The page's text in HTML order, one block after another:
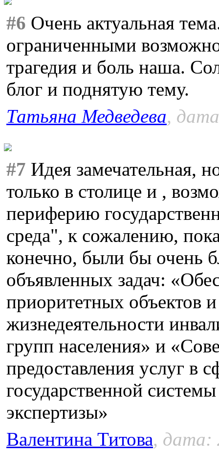
#6 Очень актуальная
ограниченными
трагедия и боль наша.
блог и поднятую тему.
Татьяна Медведева,
#7 Идея замечательная,
только в столице и ,
периферию
среда", к сожалению,
конечно, были бы очень
объявленных задач:
приоритетных объектов
жизнедеятельности
групп населения» и
предоставления услуг в
государственной
экспертизы»
Валентина Титова, дата: